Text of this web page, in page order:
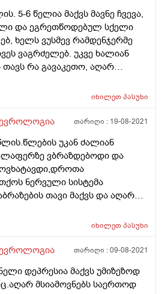
არ ჰყავს ქუთაისს.
5-6 წელია მაქვს მავნე ჩვევა,
და ეგრეთწოდებულ სქელი
ხელს ვუსმევ რამდენჯერმე
ვაგრძელებ. უკვე ხალიან
თავს რა გავაკეთო, აღარ
და ისერა მიშველის მადლობა.
არ მავნებს?
იხილეთპასუხი
თარიღი : 19-08-2021
უკან ძალიან
ვბრაზდებოდი და
ნერვული სისტემა
თავი მაქვს და აღარც
უარყოფით
ყველაფერი ხელს მიშლის
აღარც
იხილეთპასუხი
თარიღი :09-08-2021
დეპრესია მაქვს უმიზეზოდ
მსიამოვნებს საერთოდ